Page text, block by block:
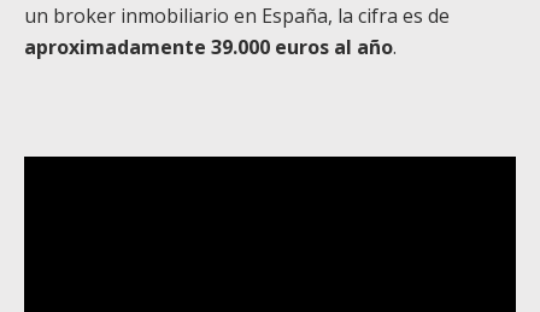
un broker inmobiliario en España, la cifra es de
aproximadamente 39.000 euros al año.